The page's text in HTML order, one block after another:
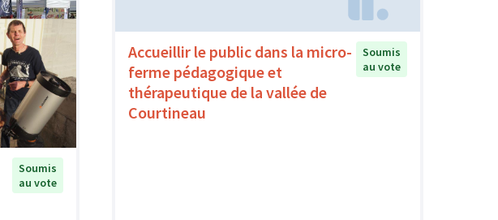
Soumis
au vote
Accueillir le public dans la micro-
ferme pédagogique et
thérapeutique de la vallée de
Courtineau
Soumis
au vote